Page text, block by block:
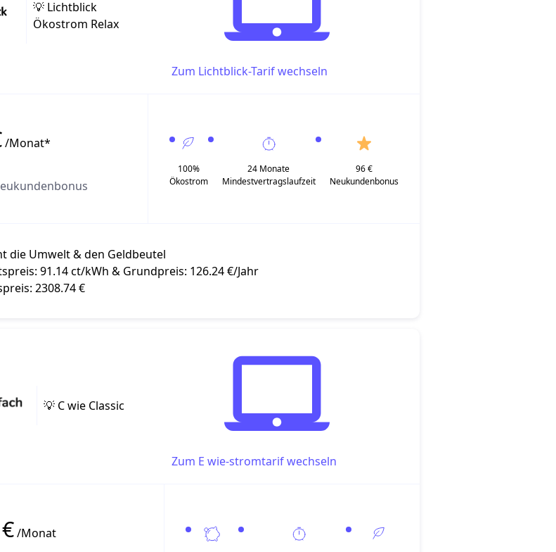
💡 Lichtblick
Ökostrom Relax
/Monat*
100%
Ökostrom
24 Monate
Mindestvertragslaufzeit
96 €
Neukundenbonus
Zum Lichtblick-Tarif wechseln
die Umwelt & den Geldbeutel
91.14 ct/kWh & Grundpreis: 126.24 €/Jahr
2308.74 €
💡 C wie Classic
/Monat
Zum E wie-stromtarif wechseln